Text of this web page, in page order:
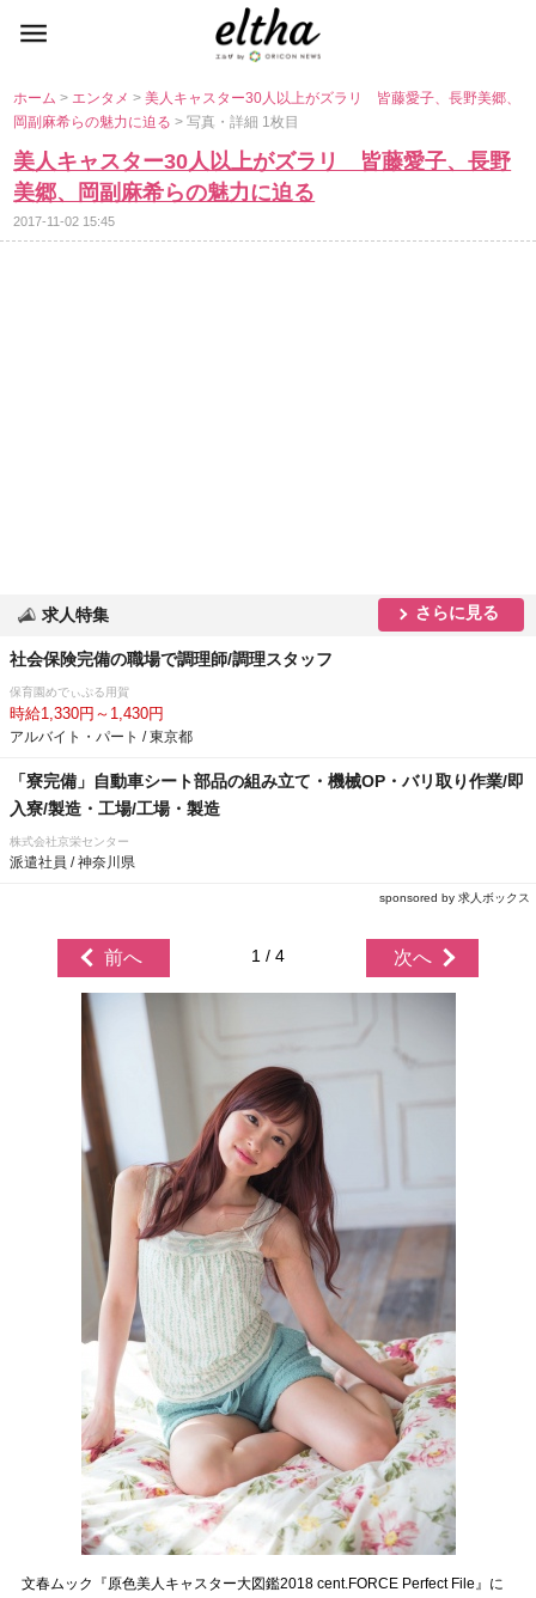
ホーム> エンタメ>美人キャスター30人以上がズラリ 皆藤愛子、長野美郷、
岡副麻希らの魅力に迫る> 写真・詳細 1枚目
美人キャスター30人以上がズラリ 皆藤愛子、長野
美郷、岡副麻希らの魅力に迫る
2017-11-02 15:45
求人特集 さらに見る
社会保険完備の職場で調理師/調理スタッフ
保育園めでぃぷる用賀
時給1,330円～1,430円
アルバイト・パート / 東京都
「寮完備」自動車シート部品の組み立て・機械OP・バリ取り作業/即
入寮/製造・工場/工場・製造
株式会社京栄センター
派遣社員 / 神奈川県
sponsored by 求人ボックス
前へ 1 / 4 次へ
文春ムック『原色美人キャスター大図鑑2018 cent.FORCE Perfect File』に